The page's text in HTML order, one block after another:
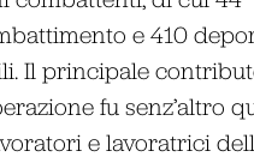
e 410
Il principale
fu senz’altro
e lavoratrici